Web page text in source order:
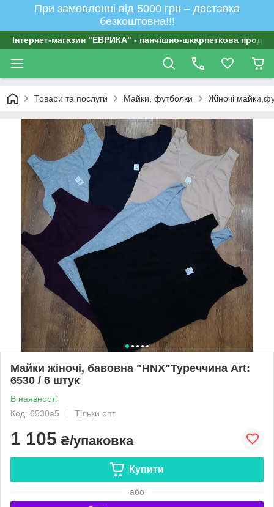
При замовленні від 5000 грн – доставка
безкоштовна!!!
Інтернет-магазин "ЕВРИКА" - панчішно-шкарпеткова
Товари та послуги Майки, футболки Жіночі
Майки жіночі, бавовна "HNX"Туреччина Art:
6530 / 6 штук
В наявності
Код: 6530а5
Тільки опт
1 105 ₴/упаковка
Купити
або